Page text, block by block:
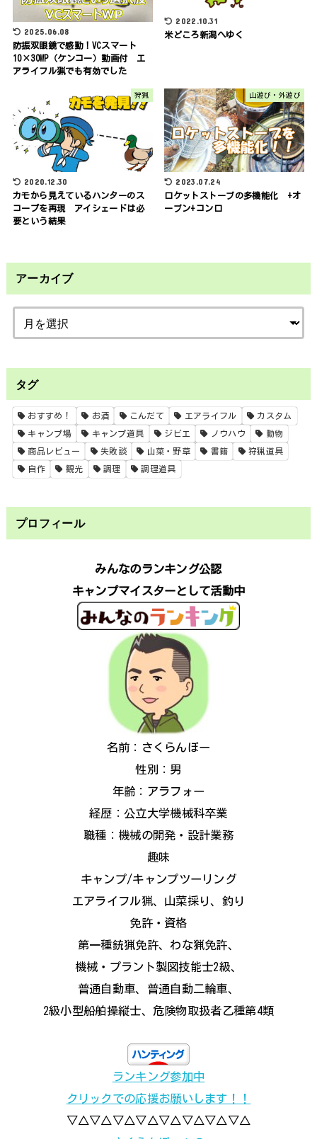
2025.06.08
防振双眼鏡で感動！VCスマート
10×30WP（ケンコー）動画付 エ
アライフル猟でも有効でした
2022.10.31
米どころ新潟へゆく
狩猟
2020.12.30
カモから見えているハンターのス
コープを再現 アイシェードは必
要という結果
山遊び・外遊び
2023.07.24
ロケットストーブの多機能化 +オ
ーブン+コンロ
アーカイブ
タグ
おすすめ！ お酒 こんだて エアライフル カスタム
キャンプ場 キャンプ道具 ジビエ ノウハウ 動物
商品レビュー 失敗談 山菜・野草 書籍 狩猟道具
自作 観光 調理 調理道具
プロフィール
みんなのランキング公認
キャンプマイスターとして活動中
名前：さくらんぼー
性別：男
年齢：アラフォー
経歴：公立大学機械科卒業
職種：機械の開発・設計業務
趣味
キャンプ/キャンプツーリング
エアライフル猟、山菜採り、釣り
免許・資格
第一種銃猟免許、わな猟免許、
機械・プラント製図技能士2級、
普通自動車、普通自動二輪車、
2級小型船舶操縦士、危険物取扱者乙種第4類
ランキング参加中
クリックでの応援お願いします！！
▽△▽△▽△▽△▽△▽△▽△▽△